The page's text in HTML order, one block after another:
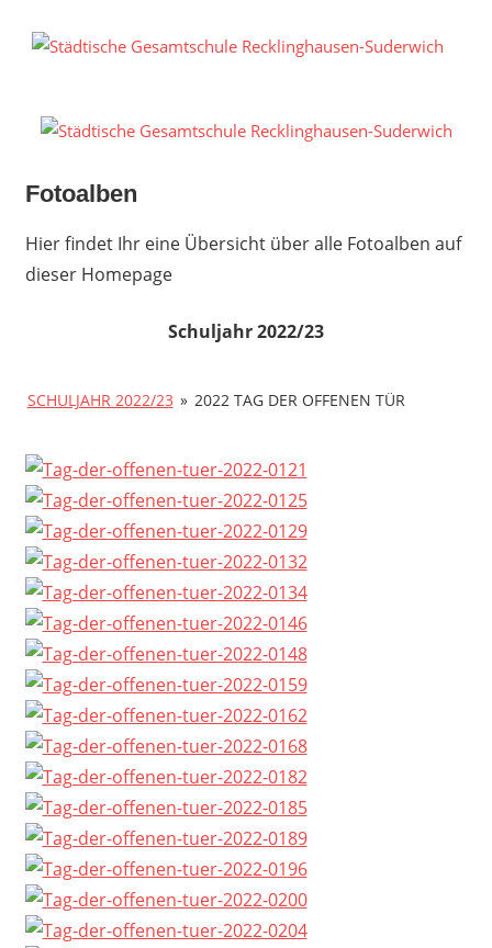
Inhalt
Fotoalben
Hier findet Ihr eine Übersicht über alle Fotoalben auf
dieser Homepage
Schuljahr 2022/23
SCHULJAHR 2022/23 » 2022 TAG DER OFFENEN TÜR